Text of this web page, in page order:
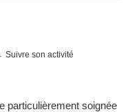
Suivre son activité
particulièrement soignée